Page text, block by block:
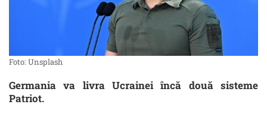
Foto: Unsplash
Germania va livra Ucrainei încă două sisteme
Patriot.